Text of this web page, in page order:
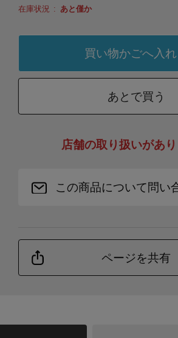
在庫状況
あと僅か
あとで買う
店舗の取り扱いがあ
この商品について問い
ページを共有